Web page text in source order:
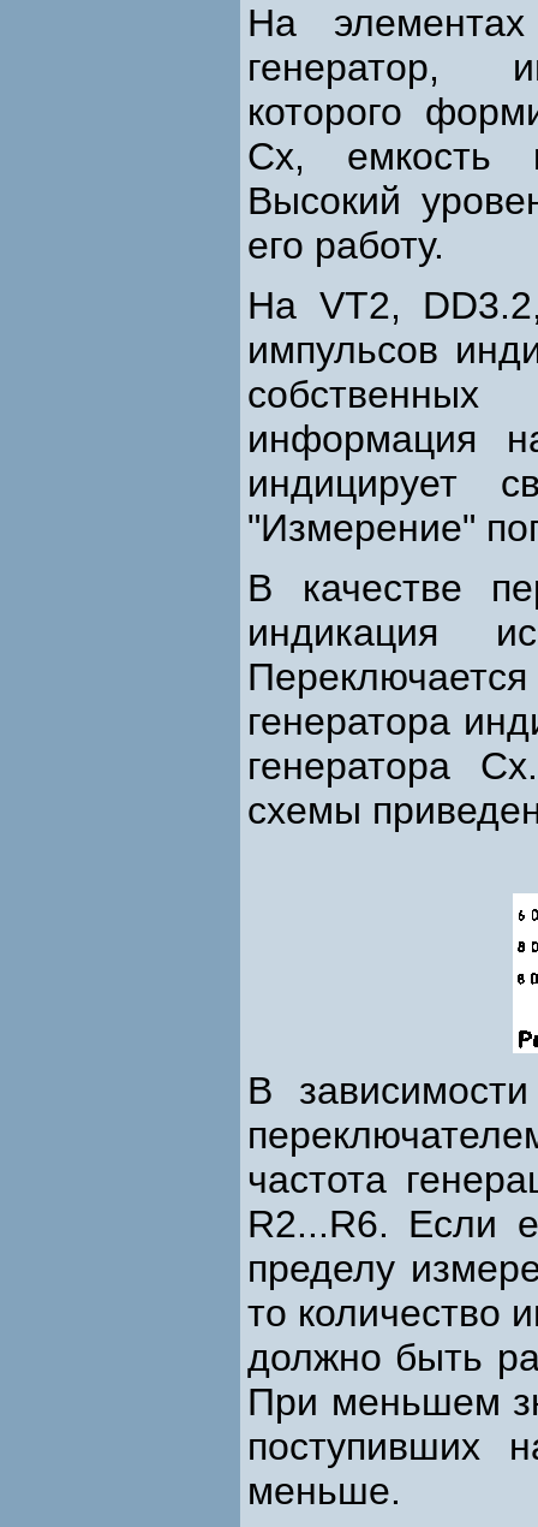
На
генератор,
которого
Сх, емкость
Высокий
его работу.
На VT2,
импульсов
информация
индицирует
"Измерение"
В качестве
индикация
генератора
генератора
схемы
В
частота
R2...R6. Если
пределу
то количество
должно быть
При меньшем
поступивших
меньше.